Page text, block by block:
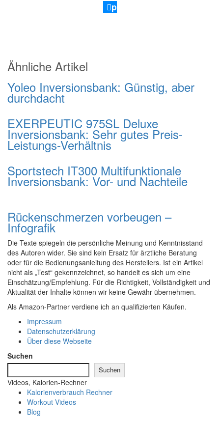
p
Ähnliche Artikel
Yoleo Inversionsbank: Günstig, aber
durchdacht
EXERPEUTIC 975SL Deluxe
Inversionsbank: Sehr gutes Preis-
Leistungs-Verhältnis
Sportstech IT300 Multifunktionale
Inversionsbank: Vor- und Nachteile
Rückenschmerzen vorbeugen –
Infografik
Die Texte spiegeln die persönliche Meinung und Kenntnisstand
des Autoren wider. Sie sind kein Ersatz für ärztliche Beratung
oder für die Bedienungsanleitung des Herstellers. Ist ein Artikel
nicht als „Test“ gekennzeichnet, so handelt es sich um eine
Einschätzung/Empfehlung. Für die Richtigkeit, Vollständigkeit und
Aktualität der Inhalte können wir keine Gewähr übernehmen.
Als Amazon-Partner verdiene ich an qualifizierten Käufen.
Impressum
Datenschutzerklärung
Über diese Webseite
Suchen
Suchen
Videos, Kalorien-Rechner
Kalorienverbrauch Rechner
Workout Videos
Blog